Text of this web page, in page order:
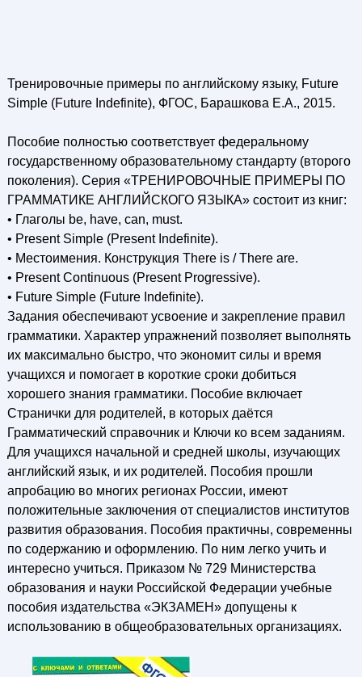
Тренировочные примеры по английскому языку, Future
Simple (Future Indefinite), ФГОС, Барашкова Е.А., 2015.
Пособие полностью соответствует федеральному
государственному образовательному стандарту (второго
поколения). Серия «ТРЕНИРОВОЧНЫЕ ПРИМЕРЫ ПО
ГРАММАТИКЕ АНГЛИЙСКОГО ЯЗЫКА» состоит из книг:
• Глаголы be, have, can, must.
• Present Simple (Present Indefinite).
• Местоимения. Конструкция There is / There are.
• Present Continuous (Present Progressive).
• Future Simple (Future Indefinite).
Задания обеспечивают усвоение и закрепление правил
грамматики. Характер упражнений позволяет выполнять
их максимально быстро, что экономит силы и время
учащихся и помогает в короткие сроки добиться
хорошего знания грамматики. Пособие включает
Странички для родителей, в которых даётся
Грамматический справочник и Ключи ко всем заданиям.
Для учащихся начальной и средней школы, изучающих
английский язык, и их родителей. Пособия прошли
апробацию во многих регионах России, имеют
положительные заключения от специалистов институтов
развития образования. Пособия практичны, современны
по содержанию и оформлению. По ним легко учить и
интересно учиться. Приказом № 729 Министерства
образования и науки Российской Федерации учебные
пособия издательства «ЭКЗАМЕН» допущены к
использованию в общеобразовательных организациях.